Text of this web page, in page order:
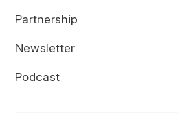
Partnership
Newsletter
Podcast